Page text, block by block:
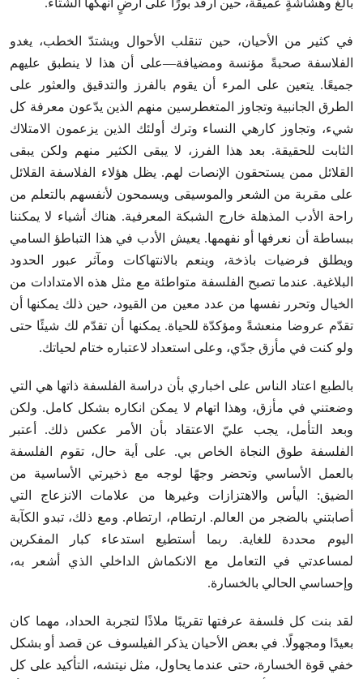
بالغ وهشاشةٍ عميقة، حين أرقد بورًا على أرضٍ أنهكها الشتاء.
في كثير من الأحيان، حين تنقلب الأحوال ويشتدّ الخطب، يغدو
الفلاسفة صحبةً مؤنسة ومضيافة—على أن هذا لا ينطبق عليهم
جميعًا. يتعين على المرء أن يقوم بالفرز والتدقيق والعثور على
الطرق الجانبية وتجاوز المتغطرسين منهم الذين يدّعون معرفة كل
شيء، وتجاوز كارهي النساء وترك أولئك الذين يزعمون الامتلاك
الثابت للحقيقة. بعد هذا الفرز، لا يبقى الكثير منهم ولكن يبقى
القلائل ممن يستحقون الإنصات لهم. يظل هؤلاء الفلاسفة القلائل
على مقربة من الشعر والموسيقى ويسمحون لأنفسهم بالتعلم من
راحة الأدب المذهلة خارج الشبكة المعرفية. هناك أشياء لا يمكننا
ببساطة أن نعرفها أو نفهمها. يعيش الأدب في هذا التباطؤ السامي
ويطلق فرضيات باذخة، وينعم بالانتهاكات ومآثر عبور الحدود
البلاغية. عندما تصبح الفلسفة متواطئة مع مثل هذه الامتدادات من
الخيال وتحرر نفسها من عدد معين من القيود، حين ذلك يمكنها أن
تقدّم عروضا منعشةً ومؤكدّة للحياة. يمكنها أن تقدّم لك شيئًا حتى
ولو كنت في مأزق جدّي، وعلى استعداد لاعتباره ختام لحياتك.
بالطبع اعتاد الناس على اخباري بأن دراسة الفلسفة ذاتها هي التي
وضعتني في مأزق، وهذا اتهام لا يمكن انكاره بشكل كامل. ولكن
وبعد التأمل، يجب عليّ الاعتقاد بأن الأمر عكس ذلك. أعتبر
الفلسفة طوق النجاة الخاص بي. على أية حال، تقوم الفلسفة
بالعمل الأساسي وتحضر وجهًا لوجه مع ذخيرتي الأساسية من
الضيق: اليأس والاهتزازات وغيرها من علامات الانزعاج التي
أصابتني بالضجر من العالم. ارتطام، ارتطام. ومع ذلك، تبدو الكآبة
اليوم محددة للغاية. ربما أستطيع استدعاء كبار المفكرين
لمساعدتي في التعامل مع الانكماش الداخلي الذي أشعر به،
وإحساسي الحالي بالخسارة.
لقد بنت كل فلسفة عرفتها تقريبًا ملاذًا لتجربة الحداد، مهما كان
بعيدًا ومجهولًا. في بعض الأحيان يذكر الفيلسوف عن قصد أو بشكل
خفي قوة الخسارة، حتى عندما يحاول، مثل نيتشه، التأكيد على كل